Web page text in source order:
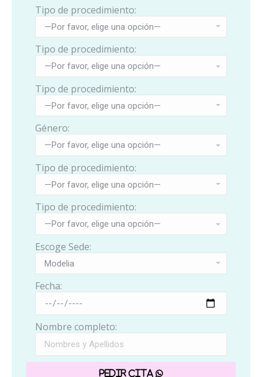
Tipo de procedimiento:
Tipo de procedimiento:
Tipo de procedimiento:
Género:
Tipo de procedimiento:
Tipo de procedimiento:
Escoge Sede:
Fecha:
Nombre completo: